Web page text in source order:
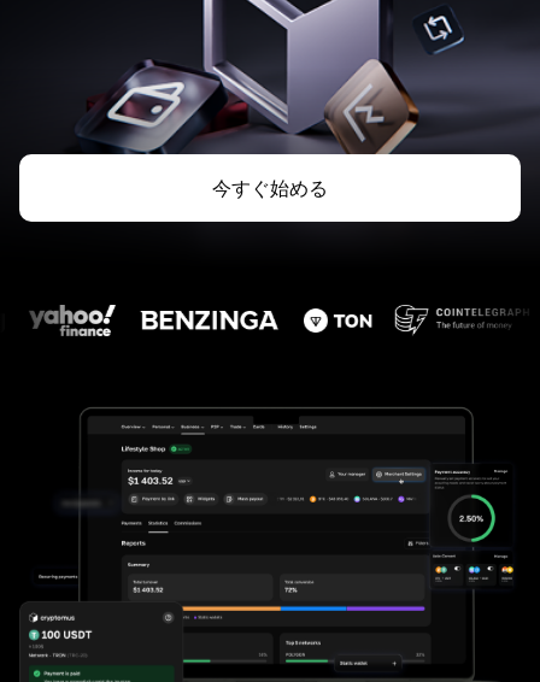
今すぐ始める